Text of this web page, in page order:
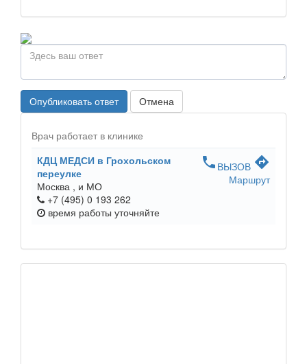
Опубликовать ответ Отмена
Врач работает в клинике
КДЦ МЕДСИ в Грохольском
переулке
Москва , и МО
+7 (495) 0 193 262
время работы уточняйте
phone ВЫЗОВ directions
Маршрут